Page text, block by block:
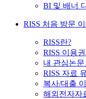
BI 및 배너
RISS 처음 방문
RISS란?
RISS 이용
내 관심논
RISS 자료
복사/대출
해외전자자